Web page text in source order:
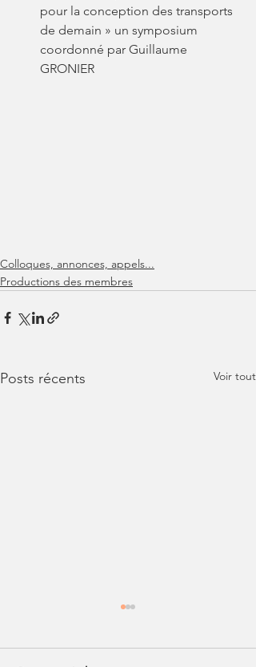
pour la conception des transports
de demain » un symposium
coordonné par Guillaume
GRONIER
Colloques, annonces, appels...
Productions des membres
Posts récents Voir tout